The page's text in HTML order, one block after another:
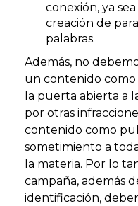
conexión, ya
creación de
palabras.
Además, no
un contenido
la puerta abierta a
por otras
contenido como
sometimiento a
la materia. Por lo
campaña, además
identificación,